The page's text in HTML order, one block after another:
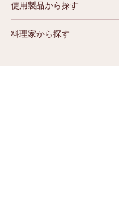
使用製品から探す
料理家から探す